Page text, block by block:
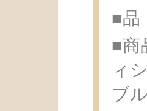
■品
■商
ィ
ブル